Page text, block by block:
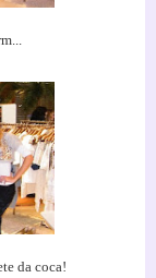
da coca!